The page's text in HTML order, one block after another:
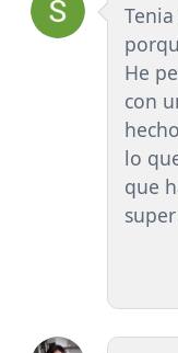
He
con
lo
que